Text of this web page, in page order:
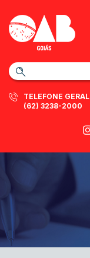
TELEFONE GERAL
(62) 3238-2000